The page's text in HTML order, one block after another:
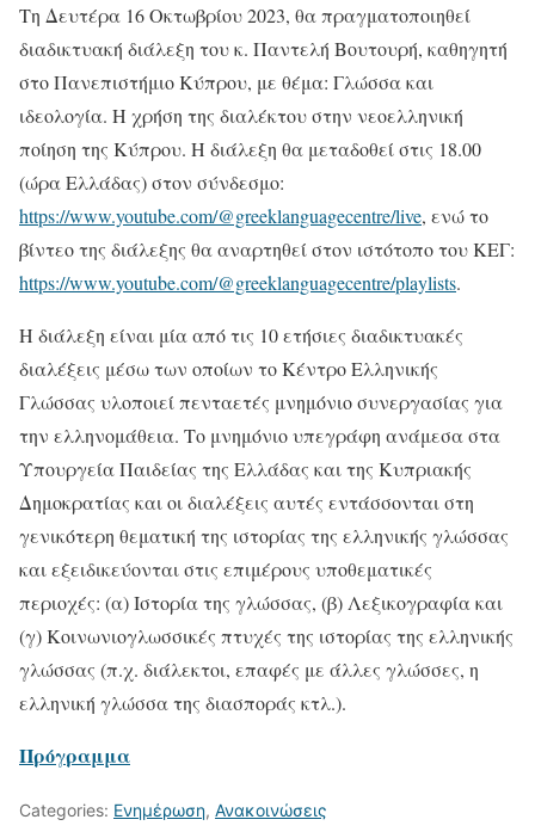
Τη Δευτέρα 16 Οκτωβρίου 2023, θα πραγματοποιηθεί
διαδικτυακή διάλεξη του κ. Παντελή Βουτουρή, καθηγητή
στο Πανεπιστήμιο Κύπρου, με θέμα: Γλώσσα και
ιδεολογία. Η χρήση της διαλέκτου στην νεοελληνική
ποίηση της Κύπρου. Η διάλεξη θα μεταδοθεί στις 18.00
(ώρα Ελλάδας) στον σύνδεσμο:
https://www.youtube.com/@greeklanguagecentre/live, ενώ το
βίντεο της διάλεξης θα αναρτηθεί στον ιστότοπο του ΚΕΓ:
https://www.youtube.com/@greeklanguagecentre/playlists.
Η διάλεξη είναι μία από τις 10 ετήσιες διαδικτυακές
διαλέξεις μέσω των οποίων το Κέντρο Ελληνικής
Γλώσσας υλοποιεί πενταετές μνημόνιο συνεργασίας για
την ελληνομάθεια. Το μνημόνιο υπεγράφη ανάμεσα στα
Υπουργεία Παιδείας της Ελλάδας και της Κυπριακής
Δημοκρατίας και οι διαλέξεις αυτές εντάσσονται στη
γενικότερη θεματική της ιστορίας της ελληνικής γλώσσας
και εξειδικεύονται στις επιμέρους υποθεματικές
περιοχές: (α) Ιστορία της γλώσσας, (β) Λεξικογραφία και
(γ) Κοινωνιογλωσσικές πτυχές της ιστορίας της ελληνικής
γλώσσας (π.χ. διάλεκτοι, επαφές με άλλες γλώσσες, η
ελληνική γλώσσα της διασποράς κτλ.).
Πρόγραμμα
Categories: Ενημέρωση, Ανακοινώσεις